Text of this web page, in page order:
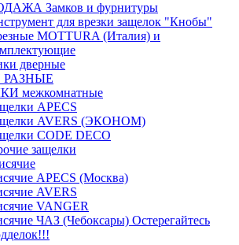
Замков и фурнитуры
для врезки защелок "Кнобы"
MOTTURA (Италия) и
дверные
межкомнатные
APECS
AVERS (ЭКОНОМ)
CODE DECO
защелки
APECS (Москва)
AVERS
VANGER
ЧАЗ (Чебоксары) Остерегайтесь